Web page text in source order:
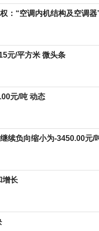
：“空调内机结构及空调器
元/平方米 微头条
元/吨 动态
续负向缩小为-3450.00元/
增长